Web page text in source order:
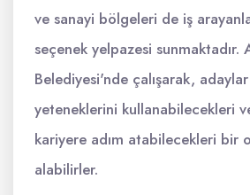
ve sanayi bölgeleri de iş
seçenek yelpazesi sunmaktadır.
Belediyesi'nde çalışarak,
yeteneklerini kullanabilecekleri
kariyere adım atabilecekleri bir
alabilirler.